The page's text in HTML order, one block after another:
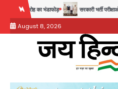
content
सरकारी भर्ती परीक्षाओं में नकल कराने वाले अंतरराज्यीय
August 8, 2026